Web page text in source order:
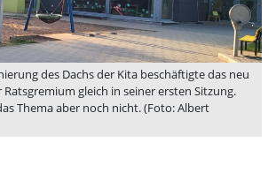
des Dachs der Kita beschäftigte das neu
gleich in seiner ersten Sitzung.
Thema aber noch nicht. (Foto: Albert